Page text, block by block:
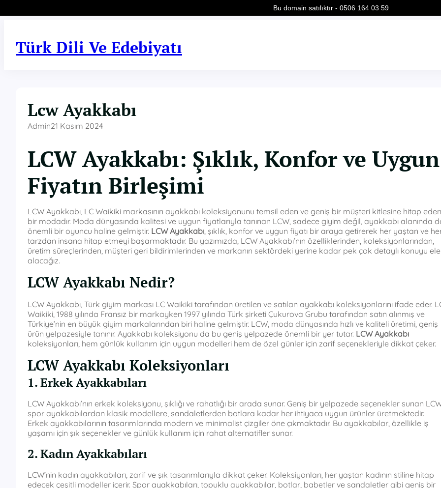
Türk Dili Ve Edebiyatı
Lcw Ayakkabı
Admin21 Kasım 2024
LCW Ayakkabı: Şıklık, Konfor ve Uygun
Fiyatın Birleşimi
LCW Ayakkabı, LC Waikiki markasının ayakkabı koleksiyonunu temsil eden ve geniş bir müşteri kitlesine hitap eden
bir modadır. Moda dünyasında kalitesi ve uygun fiyatlarıyla tanınan LCW, sadece giyim değil, ayakkabı alanında
önemli bir oyuncu haline gelmiştir. LCW Ayakkabı, şıklık, konfor ve uygun fiyatı bir araya getirerek her yaştan ve
tarzdan insana hitap etmeyi başarmaktadır. Bu yazımızda, LCW Ayakkabı’nın özelliklerinden, koleksiyonlarından,
üretim süreçlerinden, müşteri geri bildirimlerinden ve markanın sektördeki yerine kadar pek çok detaylı konuyu ele
alacağız.
LCW Ayakkabı Nedir?
LCW Ayakkabı, Türk giyim markası LC Waikiki tarafından üretilen ve satılan ayakkabı koleksiyonlarını ifade eder.
Waikiki, 1988 yılında Fransız bir markayken 1997 yılında Türk şirketi Çukurova Grubu tarafından satın alınmış ve
Türkiye’nin en büyük giyim markalarından biri haline gelmiştir. LCW, moda dünyasında hızlı ve kaliteli üretimi, geniş
ürün yelpazesiyle tanınır. Ayakkabı koleksiyonu da bu geniş yelpazede önemli bir yer tutar. LCW Ayakkabı
koleksiyonları, hem günlük kullanım için uygun modelleri hem de özel günler için zarif seçenekleriyle dikkat çeker.
LCW Ayakkabı Koleksiyonları
1. Erkek Ayakkabıları
LCW Ayakkabı’nın erkek koleksiyonu, şıklığı ve rahatlığı bir arada sunar. Geniş bir yelpazede seçenekler sunan
spor ayakkabılardan klasik modellere, sandaletlerden botlara kadar her ihtiyaca uygun ürünler üretmektedir.
Erkek ayakkabılarının tasarımlarında modern ve minimalist çizgiler öne çıkmaktadır. Bu ayakkabılar, özellikle iş
yaşamı için şık seçenekler ve günlük kullanım için rahat alternatifler sunar.
2. Kadın Ayakkabıları
LCW’nin kadın ayakkabıları, zarif ve şık tasarımlarıyla dikkat çeker. Koleksiyonları, her yaştan kadının stiline hitap
edecek çeşitli modeller içerir. Spor ayakkabıları, topuklu ayakkabılar, botlar, babetler ve sandaletler gibi geniş bir
Bu domain satılıktır - 0506 164 03 59